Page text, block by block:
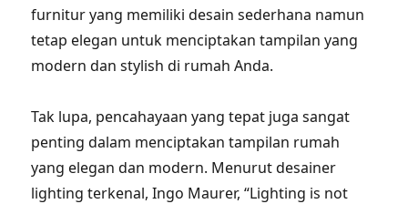
furnitur yang memiliki desain sederhana namun
tetap elegan untuk menciptakan tampilan yang
modern dan stylish di rumah Anda.
Tak lupa, pencahayaan yang tepat juga sangat
penting dalam menciptakan tampilan rumah
yang elegan dan modern. Menurut desainer
lighting terkenal, Ingo Maurer, “Lighting is not